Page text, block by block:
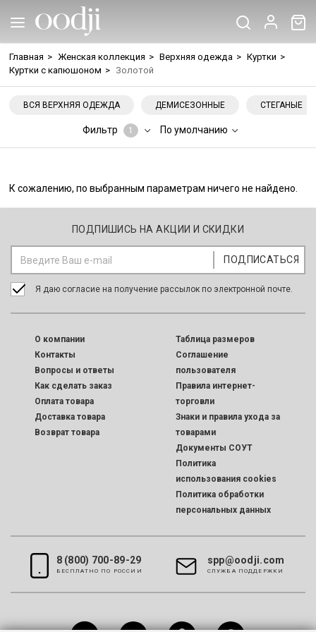
Главная > Женская коллекция > Верхняя одежда > Куртки >
Куртки с капюшоном > Золотой
ВСЯ ВЕРХНЯЯ ОДЕЖДА ДЕМИСЕЗОННЫЕ СТЕГАНЫЕ
Фильтр 1 По умолчанию
К сожалению, по выбранным параметрам ничего не найдено.
ПОДПИШИСЬ НА АКЦИИ И СКИДКИ
Я даю согласие на получение рассылок по электронной почте.
O компании
Контакты
Вопросы и ответы
Как сделать заказ
Оплата товара
Доставка товара
Возврат товара
Таблица размеров
Соглашение
пользователя
Правила интернет-
торговли
Знаки и правила ухода за
товарами
Документы СОУТ
Политика
использования cookies
Политика обработки
персональных данных
8 (800) 700-89-29
БЕСПЛАТНО ПО РОССИИ
spp@oodji.com
CЛУЖБА ПОДДЕРЖКИ